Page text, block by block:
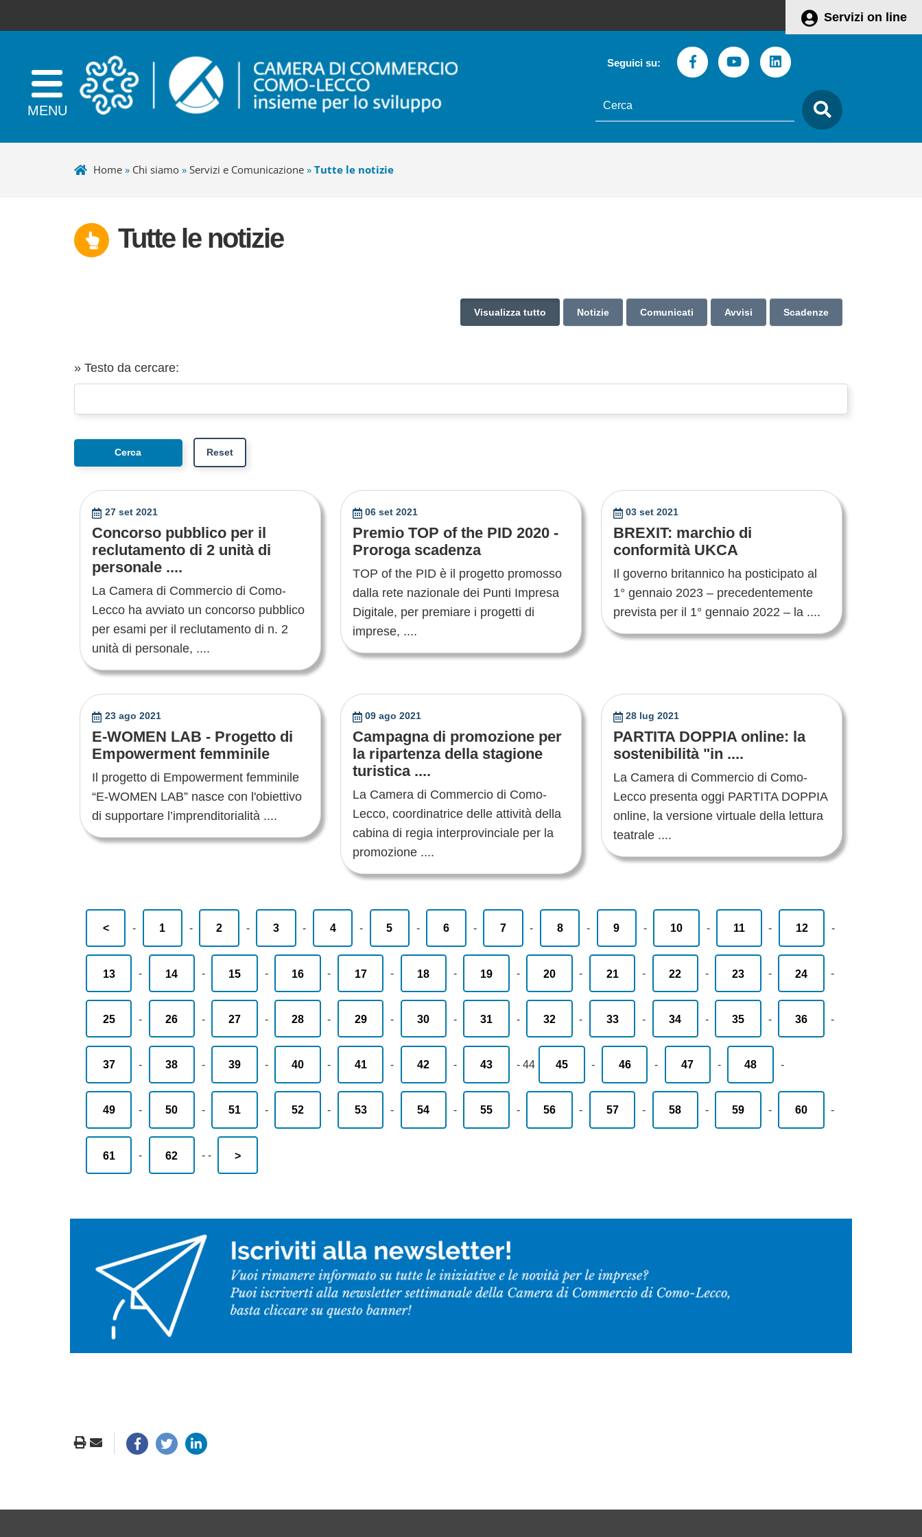
Servizi on line
Seguici su: FacebookYoutubeLinkedin
testo
da
cercare
Home» Chi siamo» Servizi e Comunicazione» Tutte le notizie
Tutte le notizie
Visualizza tutto Notizie Comunicati Avvisi Scadenze
» Testo da cercare:
27 set 2021
Concorso pubblico per il
reclutamento di 2 unità di
personale ....
La Camera di Commercio di Como-
Lecco ha avviato un concorso pubblico
per esami per il reclutamento di n. 2
unità di personale, ....
06 set 2021
Premio TOP of the PID 2020 -
Proroga scadenza
TOP of the PID è il progetto promosso
dalla rete nazionale dei Punti Impresa
Digitale, per premiare i progetti di
imprese, ....
03 set 2021
BREXIT: marchio di
conformità UKCA
Il governo britannico ha posticipato al
1° gennaio 2023 – precedentemente
prevista per il 1° gennaio 2022 – la ....
23 ago 2021
E-WOMEN LAB - Progetto di
Empowerment femminile
Il progetto di Empowerment femminile
“E-WOMEN LAB” nasce con l'obiettivo
di supportare l’imprenditorialità ....
09 ago 2021
Campagna di promozione per
la ripartenza della stagione
turistica ....
La Camera di Commercio di Como-
Lecco, coordinatrice delle attività della
cabina di regia interprovinciale per la
promozione ....
28 lug 2021
PARTITA DOPPIA online: la
sostenibilità "in ....
La Camera di Commercio di Como-
Lecco presenta oggi PARTITA DOPPIA
online, la versione virtuale della lettura
teatrale ....
< - 1 - 2 - 3 - 4 - 5 - 6 - 7 - 8 - 9 - 10 - 11 - 12 -
13 - 14 - 15 - 16 - 17 - 18 - 19 - 20 - 21 - 22 - 23 - 24 -
25 - 26 - 27 - 28 - 29 - 30 - 31 - 32 - 33 - 34 - 35 - 36 -
37 - 38 - 39 - 40 - 41 - 42 - 43 - 44 45 - 46 - 47 - 48 -
49 - 50 - 51 - 52 - 53 - 54 - 55 - 56 - 57 - 58 - 59 - 60 -
61 - 62 - - >